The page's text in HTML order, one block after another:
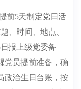
前5天制定党日活
、时间、地点、
日报上级党委备
党员提前准备，确
政治生日台账，按